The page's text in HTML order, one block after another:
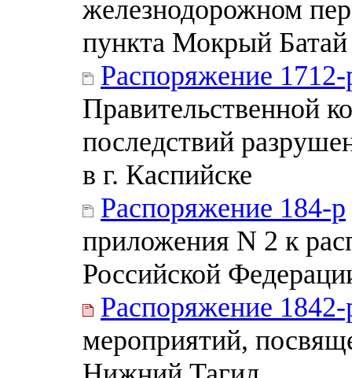
железнодорожном
пункта Мокрый Батай
Распоряжение 1712-
Правительственной
последствий
в г. Каспийске
Распоряжение 184-р
приложения N 2 к
Российской
Распоряжение 1842-
мероприятий,